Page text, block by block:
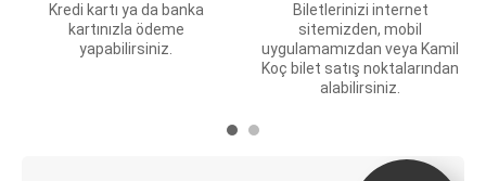
Kredi kartı ya da banka
kartınızla ödeme
yapabilirsiniz.
Biletlerinizi internet
sitemizden, mobil
uygulamamızdan veya Kamil
Koç bilet satış noktalarından
alabilirsiniz.